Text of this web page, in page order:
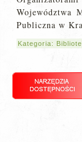
Województwa
Publiczna w
Kategoria: